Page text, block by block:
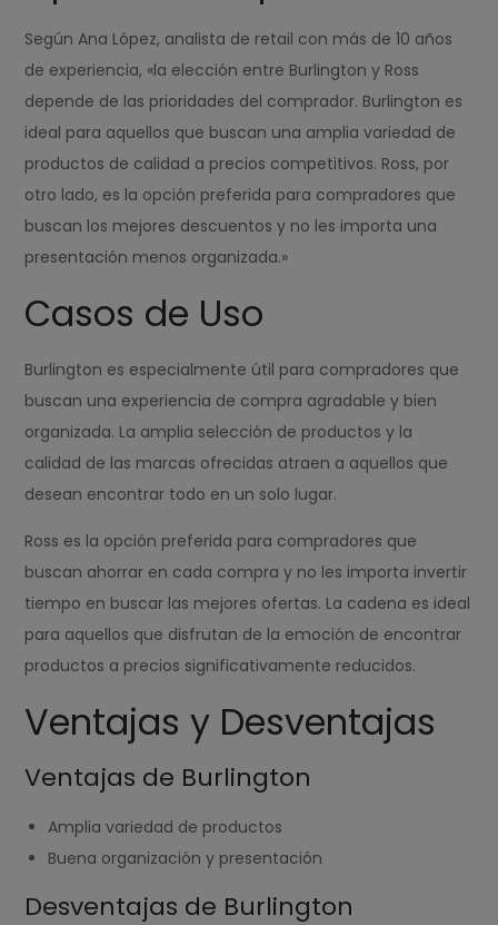
Según Ana López, analista de retail con más de 10 años
de experiencia, «la elección entre Burlington y Ross
depende de las prioridades del comprador. Burlington es
ideal para aquellos que buscan una amplia variedad de
productos de calidad a precios competitivos. Ross, por
otro lado, es la opción preferida para compradores que
buscan los mejores descuentos y no les importa una
presentación menos organizada.»
Casos de Uso
Burlington es especialmente útil para compradores que
buscan una experiencia de compra agradable y bien
organizada. La amplia selección de productos y la
calidad de las marcas ofrecidas atraen a aquellos que
desean encontrar todo en un solo lugar.
Ross es la opción preferida para compradores que
buscan ahorrar en cada compra y no les importa invertir
tiempo en buscar las mejores ofertas. La cadena es ideal
para aquellos que disfrutan de la emoción de encontrar
productos a precios significativamente reducidos.
Ventajas y Desventajas
Ventajas de Burlington
Amplia variedad de productos
Buena organización y presentación
Desventajas de Burlington